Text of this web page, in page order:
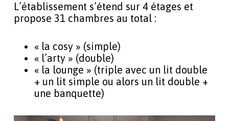
L’établissement s’étend sur 4 étages et
propose 31 chambres au total :
« la cosy » (simple)
« l’arty » (double)
« la lounge » (triple avec un lit double
+ un lit simple ou alors un lit double +
une banquette)